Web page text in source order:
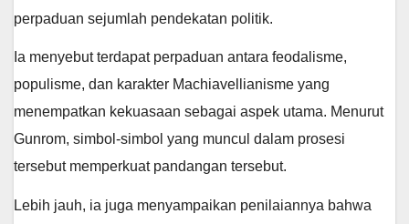
perpaduan sejumlah pendekatan politik.
Ia menyebut terdapat perpaduan antara feodalisme,
populisme, dan karakter Machiavellianisme yang
menempatkan kekuasaan sebagai aspek utama. Menurut
Gunrom, simbol-simbol yang muncul dalam prosesi
tersebut memperkuat pandangan tersebut.
Lebih jauh, ia juga menyampaikan penilaiannya bahwa